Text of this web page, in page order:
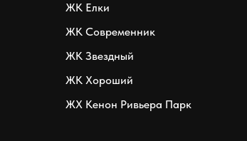
ЖК Елки
ЖК Современник
ЖК Звездный
ЖК Хороший
ЖХ Кенон Ривьера Парк